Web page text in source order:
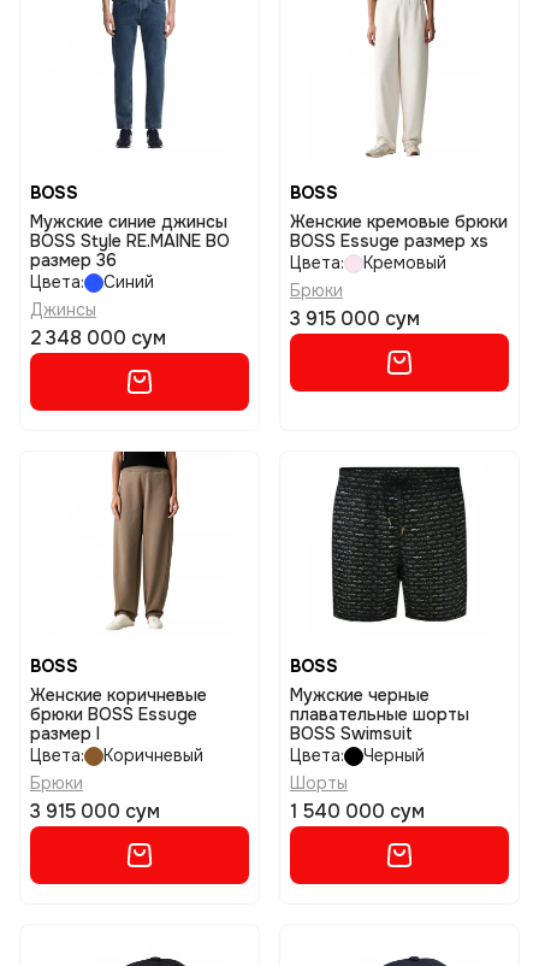
BOSS
Мужские синие джинсы
BOSS Style RE.MAINE BO
размер 36
Цвета:
Синий
Джинсы
2 348 000 сум
BOSS
Женские кремовые брюки
BOSS Essuge размер xs
Цвета:
Кремовый
Брюки
3 915 000 сум
BOSS
Женские коричневые
брюки BOSS Essuge
размер l
Цвета:
Коричневый
Брюки
3 915 000 сум
BOSS
Мужские черные
плавательные шорты
BOSS Swimsuit
Цвета:
Черный
Шорты
1 540 000 сум